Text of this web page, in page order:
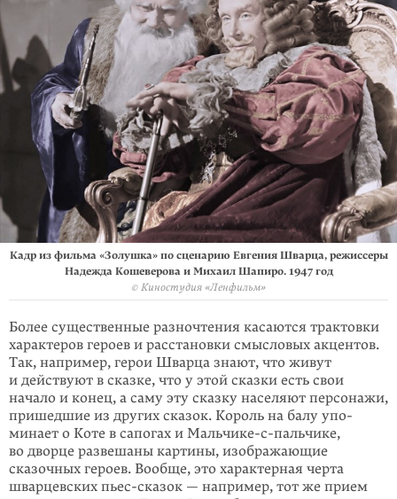
Кадр из фильма «Золушка» по сценарию Евгения Шварца, режиссеры
Надежда Кошеверова и Михаил Шапиро. 1947 год
© Киностудия «Ленфильм»
Более существенные разночтения касаются трактовки
характеров героев и рас­становки смысловых акцентов.
Так, например, герои Шварца знают, что живут
и действуют в сказке, что у этой сказки есть свои
начало и конец, а саму эту сказку населяют персонажи,
пришедшие из других сказок. Король на балу упо­
минает о Коте в сапогах и Мальчике-с-пальчике,
во дворце развешаны карти­ны, изображающие
сказочных героев. Вообще, это характерная черта
шварцев­ских пьес-сказок — например, тот же прием